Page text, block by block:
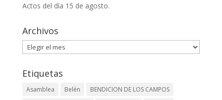
Actos del día 15 de agosto.
Archivos
Archivos
Etiquetas
Asamblea Belén
BENDICION DE LOS CAMPOS